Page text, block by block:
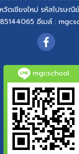
วัดเชียงใหม่ รหัสไปรษณี
อีเมล์ :
mgcschool